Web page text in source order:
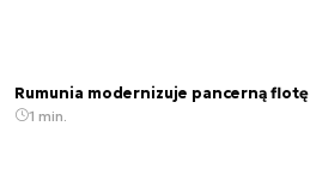
Rumunia modernizuje pancerną flotę
1 min.